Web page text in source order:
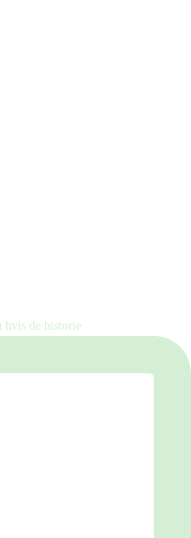
hvis de historie